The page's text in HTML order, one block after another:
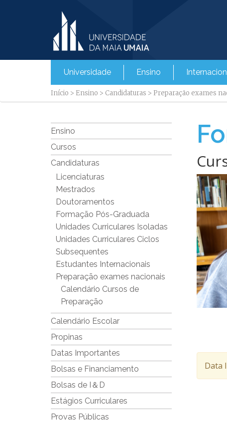
Universidade Ensino
Início > Ensino > Candidaturas > Preparação exames
Ensino
Cursos
Candidaturas
Licenciaturas
Mestrados
Doutoramentos
Formação Pós-Graduada
Unidades Curriculares Isoladas
Unidades Curriculares Ciclos
Subsequentes
Estudantes Internacionais
Preparação exames nacionais
Calendário Cursos de
Preparação
Calendário Escolar
Propinas
Datas Importantes
Bolsas e Financiamento
Bolsas de I＆D
Estágios Curriculares
Provas Públicas
Data